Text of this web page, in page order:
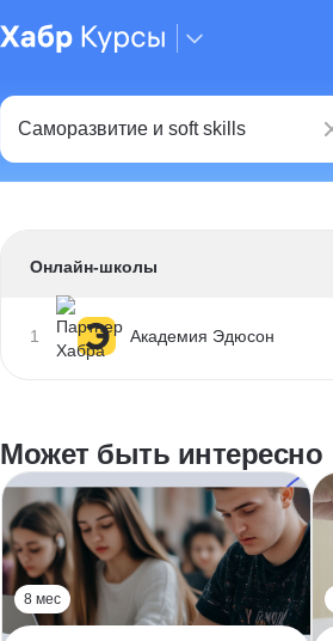
Онлайн-школы
1 Академия Эдюсон
Может быть интересно
8 мес